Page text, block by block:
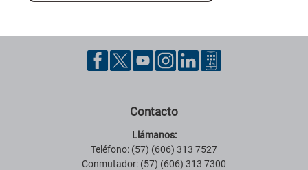
Contacto
Llámanos:
Teléfono: (57) (606) 313 7527
Conmutador: (57) (606) 313 7300